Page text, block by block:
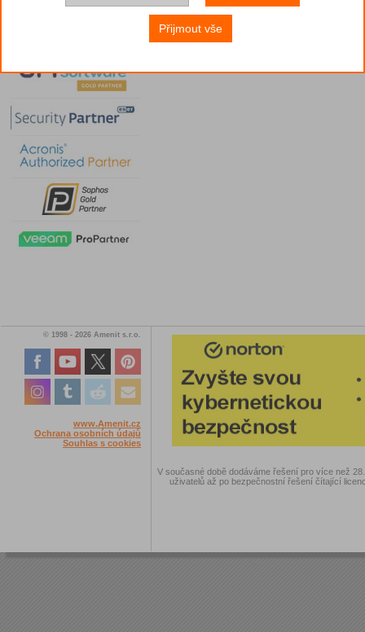
© 1998 - 2026 Amenit s.r.o.
www.Amenit.cz
Ochrana osobních údajů
Souhlas s cookies
V současné době dodáváme řešení pro více než
uživatelů až po bezpečnostní řešení čítající
Přijmout vše